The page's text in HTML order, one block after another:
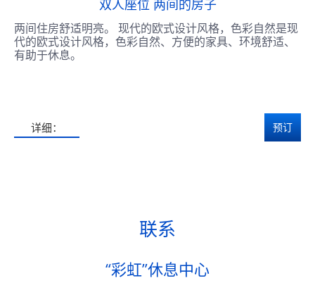
双人座位 两间的房子
两间住房舒适明亮。 现代的欧式设计风格，色彩自然是现
代的欧式设计风格，色彩自然、方便的家具、环境舒适、
有助于休息。
预订
详细：
联系
“彩虹”休息中心